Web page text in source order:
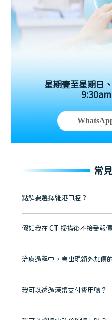
星期壹至星期日
常
點解要選擇維港口腔？
維港口腔踐行「醫道濟世」的大學
牌」、「2025香港企業領袖品牌
至今已服務超過三十個國家和地區
市市民極高的口碑評價及信任推薦
有咨詢及服務保障中心，有任何問
假如我在 CT 掃描後不接受報
不會！只要未開始實際服務之前，
治療過程中，會出現額外加價
不會，治療前我們會詳細說明治療
我可以透過港幣支付費用嗎？
可以。維港口腔會按照當日匯率轉